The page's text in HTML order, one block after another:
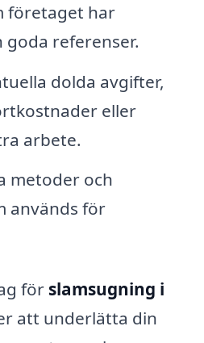
företaget har
referenser.
dolda avgifter,
eller
arbete.
metoder och
används för
för slamsugning i
att underlätta din